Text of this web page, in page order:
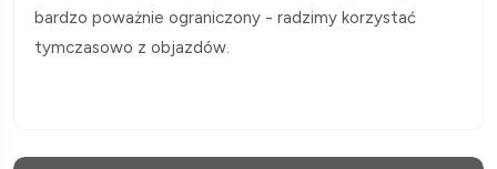
bardzo poważnie ograniczony - radzimy korzystać
tymczasowo z objazdów.